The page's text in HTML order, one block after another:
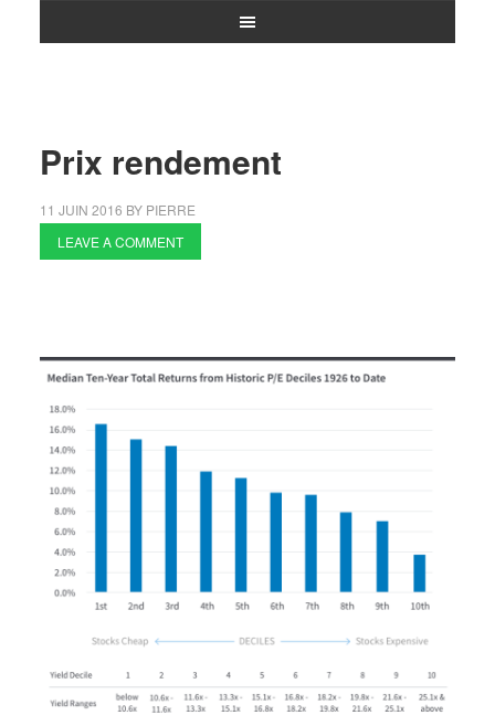
Prix rendement
11 JUIN 2016 BY PIERRE
LEAVE A COMMENT